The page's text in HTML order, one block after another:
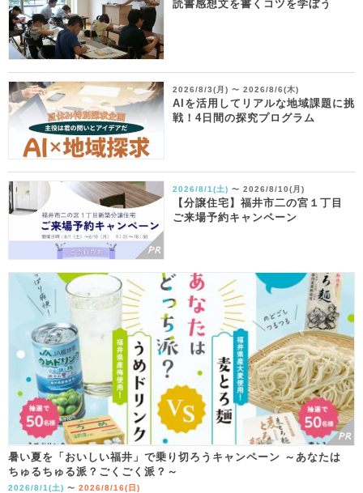
読書感想文を書くコツを学ぼう
2026/8/3(月) 〜 2026/8/6(木)
AIを活用してリアルな地域課題に挑
戦！4日間の探究プログラム
2026/8/1(土) 〜 2026/8/10(月)
【分譲住宅】福井市二の宮１丁目
ご来場予約キャンペーン
暑い夏を「おいしい福井」で乗り切ろうキャンペーン ～あなたは
ちゅるちゅる派？ごくごく派？～
2026/8/1(土) 〜 2026/8/16(日)